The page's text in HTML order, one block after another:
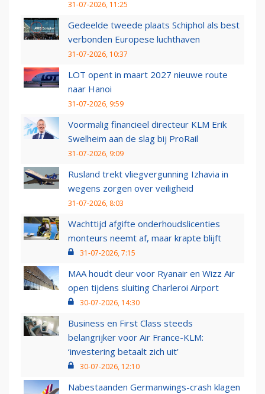
31-07-2026, 11:25
Gedeelde tweede plaats Schiphol als best
verbonden Europese luchthaven
31-07-2026, 10:37
LOT opent in maart 2027 nieuwe route
naar Hanoi
31-07-2026, 9:59
Voormalig financieel directeur KLM Erik
Swelheim aan de slag bij ProRail
31-07-2026, 9:09
Rusland trekt vliegvergunning Izhavia in
wegens zorgen over veiligheid
31-07-2026, 8:03
Wachttijd afgifte onderhoudslicenties
monteurs neemt af, maar krapte blijft
31-07-2026, 7:15
MAA houdt deur voor Ryanair en Wizz Air
open tijdens sluiting Charleroi Airport
30-07-2026, 14:30
Business en First Class steeds
belangrijker voor Air France-KLM:
‘investering betaalt zich uit’
30-07-2026, 12:10
Nabestaanden Germanwings-crash klagen